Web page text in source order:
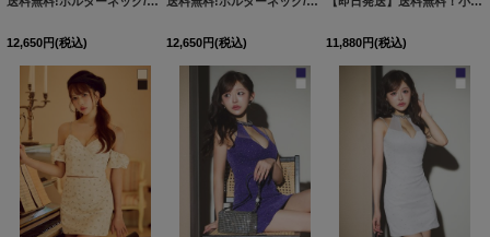
12,650円(税込) 12,650円(税込) 11,880円(税込)